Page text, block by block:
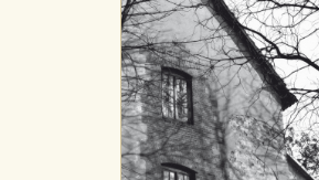
Puede consultar nuestrapolítica de cookies